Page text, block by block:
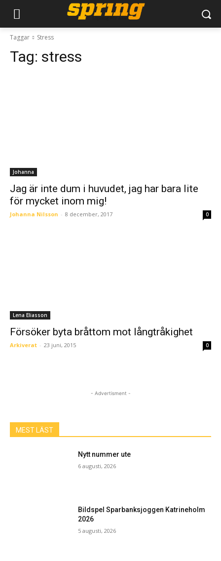
Taggar Stress
Tag: stress
Johanna
Jag är inte dum i huvudet, jag har bara lite
för mycket inom mig!
Johanna Nilsson - 8 december, 2017 0
Lena Eliasson
Försöker byta bråttom mot långtråkighet
Arkiverat - 23 juni, 2015 0
- Advertisment -
MEST LÄST
Nytt nummer ute
6 augusti, 2026
Bildspel Sparbanksjoggen Katrineholm
2026
5 augusti, 2026